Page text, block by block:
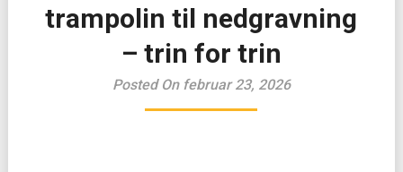
trampolin til nedgravning
– trin for trin
Posted On februar 23, 2026